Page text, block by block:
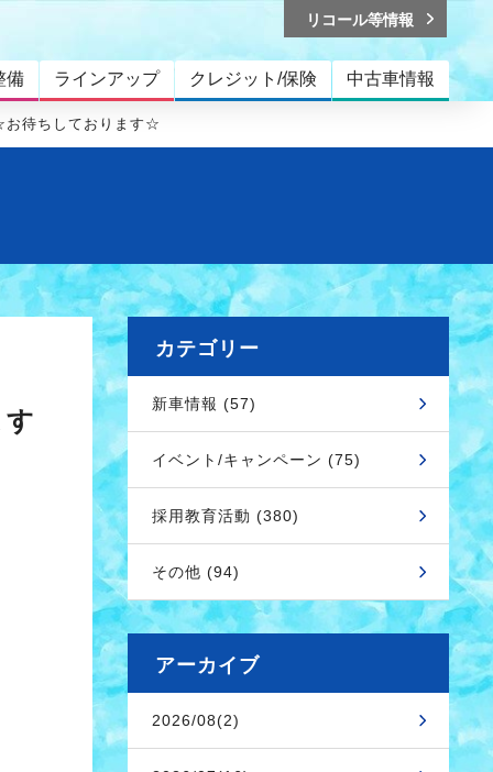
備 ラインアップ クレジット/保険 中古車情報
リコール等情報
待ちしております☆
カテゴリー
新車情報 (57)
イベント/キャンペーン (75)
採用教育活動 (380)
その他 (94)
アーカイブ
2026/08(2)